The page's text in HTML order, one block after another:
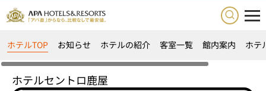
ホテルTOP お知らせ ホテルの紹介 客室一覧 館内案内 ホテ
ホテルセントロ鹿屋